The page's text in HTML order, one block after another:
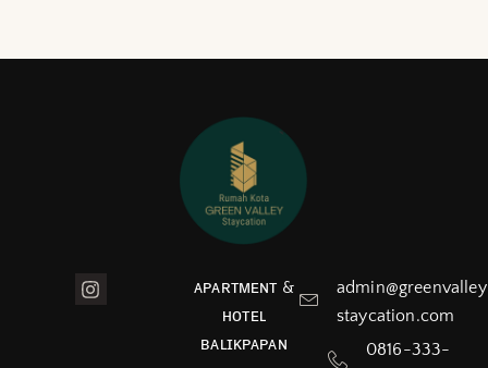
ᴀᴘᴀʀᴛᴍᴇɴᴛ &
ʜᴏᴛᴇʟ
ʙᴀʟɪᴋᴘᴀᴘᴀɴ
staycation.com
0816-333-